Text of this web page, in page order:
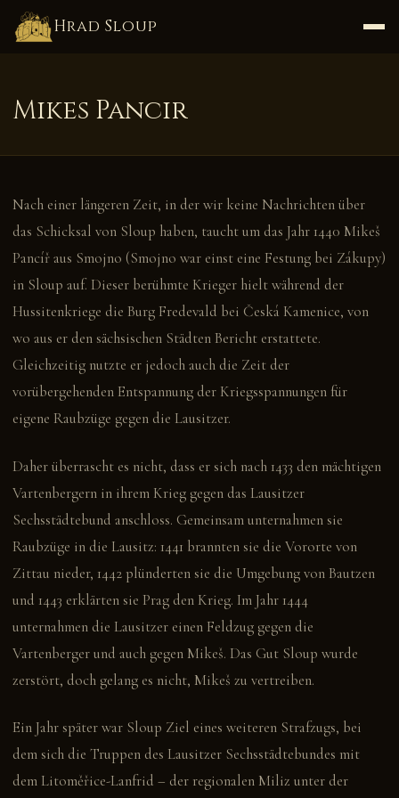
Hrad Sloup
Mikes Pancir
Nach einer längeren Zeit, in der wir keine Nachrichten über
das Schicksal von Sloup haben, taucht um das Jahr 1440 Mikeš
Pancíř aus Smojno (Smojno war einst eine Festung bei Zákupy)
in Sloup auf. Dieser berühmte Krieger hielt während der
Hussitenkriege die Burg Fredevald bei Česká Kamenice, von
wo aus er den sächsischen Städten Bericht erstattete.
Gleichzeitig nutzte er jedoch auch die Zeit der
vorübergehenden Entspannung der Kriegsspannungen für
eigene Raubzüge gegen die Lausitzer.
Daher überrascht es nicht, dass er sich nach 1433 den mächtigen
Vartenbergern in ihrem Krieg gegen das Lausitzer
Sechsstädtebund anschloss. Gemeinsam unternahmen sie
Raubzüge in die Lausitz: 1441 brannten sie die Vororte von
Zittau nieder, 1442 plünderten sie die Umgebung von Bautzen
und 1443 erklärten sie Prag den Krieg. Im Jahr 1444
unternahmen die Lausitzer einen Feldzug gegen die
Vartenberger und auch gegen Mikeš. Das Gut Sloup wurde
zerstört, doch gelang es nicht, Mikeš zu vertreiben.
Ein Jahr später war Sloup Ziel eines weiteren Strafzugs, bei
dem sich die Truppen des Lausitzer Sechsstädtebundes mit
dem Litoměřice-Lanfrid – der regionalen Miliz unter der